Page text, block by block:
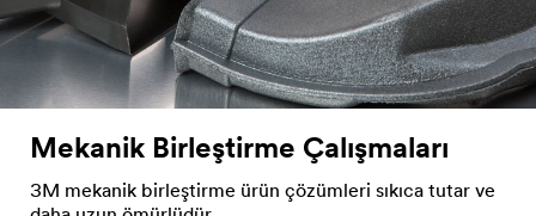
Mekanik Birleştirme Çalışmaları
3M mekanik birleştirme ürün çözümleri sıkıca tutar ve